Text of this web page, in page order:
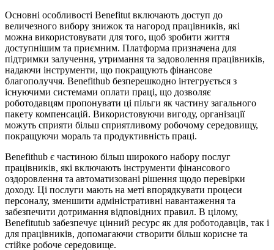
Основні особливості Benefitut включають доступ до
величезного вибору знижок та нагород працівників, які
можна використовувати для того, щоб зробити життя
доступнішим та приємним. Платформа призначена для
підтримки залучення, утримання та задоволення працівників,
надаючи інструменти, що покращують фінансове
благополуччя. Benefithub безперешкодно інтегрується з
існуючими системами оплати праці, що дозволяє
роботодавцям пропонувати ці пільги як частину загального
пакету компенсацій. Використовуючи вигоду, організації
можуть сприяти більш сприятливому робочому середовищу,
покращуючи мораль та продуктивність праці.
Benefithub є частиною більш широкого набору послуг
працівників, які включають інструменти фінансового
оздоровлення та автоматизовані рішення щодо перевірки
доходу. Ці послуги мають на меті впорядкувати процеси
персоналу, зменшити адміністративні навантаження та
забезпечити дотримання відповідних правил. В цілому,
Benefitutub забезпечує цінний ресурс як для роботодавців, так і
для працівників, допомагаючи створити більш корисне та
стійке робоче середовище.